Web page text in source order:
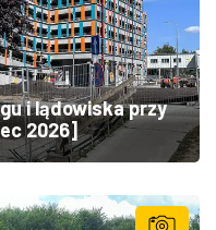
i lądowiska przy
2026]